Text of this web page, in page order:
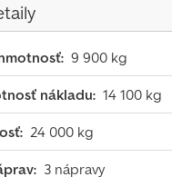
9 900 kg
nákladu: 14 100 kg
24 000 kg
3 nápravy